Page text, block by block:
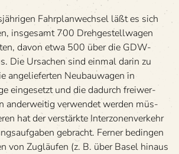
Fahr­plan­wech­sel läßt es sich
ins­ge­samt 700 Dreh­ge­stell­wa­gen
davon etwa 500 über die GDW-
Die Ursa­chen sind ein­mal darin zu
ange­lie­fer­ten Neu­bau­wa­gen in
ein­ge­setzt und die dadurch frei­wer­
ander­wei­tig ver­wen­det wer­den müs­
hat der ver­stärkte Inter­zo­nen­ver­kehr
gebracht. Fer­ner bedin­gen
von Zug­läu­fen (z. B. über Basel hin­aus